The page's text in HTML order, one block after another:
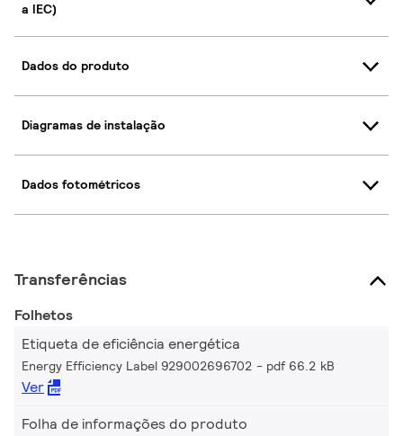
a IEC)
Dados do produto
Diagramas de instalação
Dados fotométricos
Transferências
Folhetos
Etiqueta de eficiência energética
Energy Efficiency Label 929002696702 pdf 66.2 kB
Ver
Folha de informações do produto